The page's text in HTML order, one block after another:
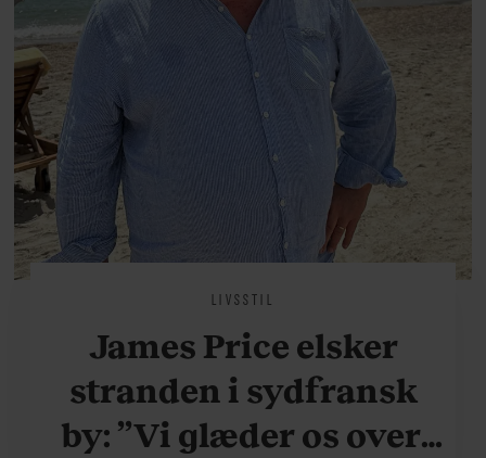
LIVSSTIL
James Price elsker
stranden i sydfransk
by: ”Vi glæder os over,